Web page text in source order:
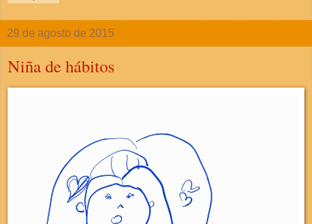
29 de agosto de 2015
Niña de hábitos